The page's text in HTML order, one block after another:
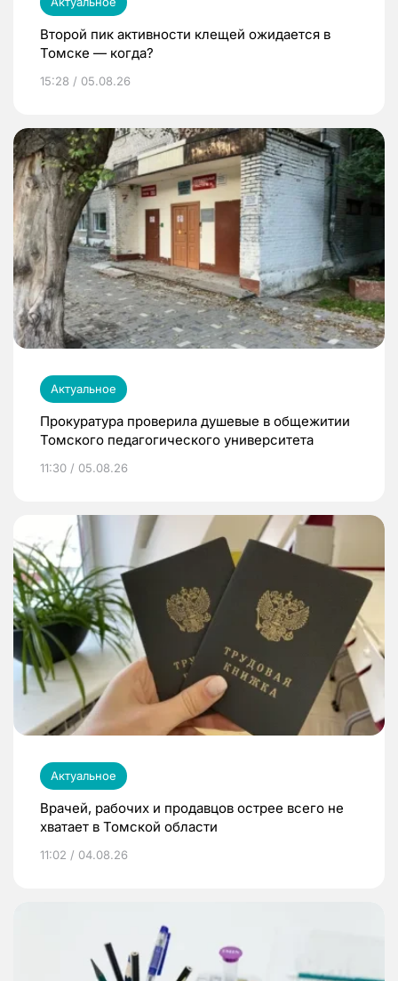
Второй пик активности клещей ожидается в
Томске — когда?
15:28 / 05.08.26
Актуальное
Прокуратура проверила душевые в общежитии
Томского педагогического университета
11:30 / 05.08.26
Актуальное
Врачей, рабочих и продавцов острее всего не
хватает в Томской области
11:02 / 04.08.26